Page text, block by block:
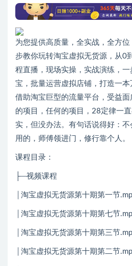
为您提供高质量，全实战，全方
步教你玩转淘宝虚拟无货源，从0
程直播，现场实操，实战演练，
宝，批量运营虚拟店铺，打造一本
借助淘宝巨型的流量平台，受益
的项目，任何的项目，28定律一
实，但没办法。有句话说得好：
用的，师傅领进门，修行靠个人。
课程目录：
├─视频课程
│淘宝虚拟无货源第十期第一节
│淘宝虚拟无货源第十期第七节
│淘宝虚拟无货源第十期第三节
│淘宝虚拟无货源第十期第二节